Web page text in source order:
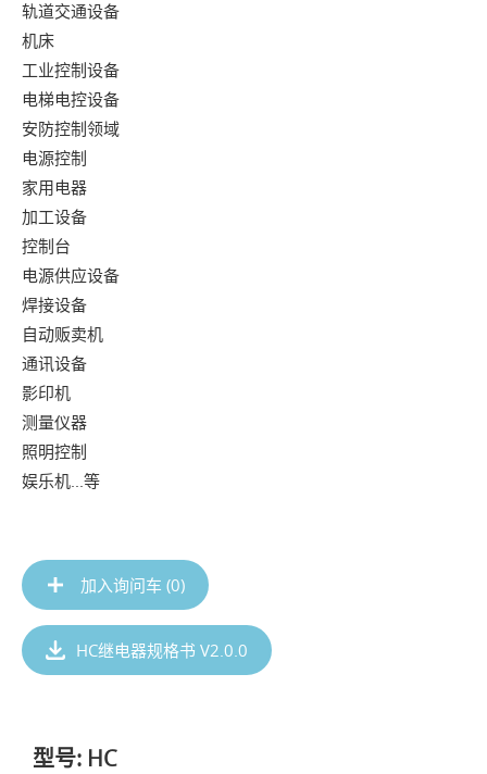
轨道交通设备
机床
工业控制设备
电梯电控设备
安防控制领域
电源控制
家用电器
加工设备
控制台
电源供应设备
焊接设备
自动贩卖机
通讯设备
影印机
测量仪器
照明控制
娱乐机...等
加入询问车 (0)
HC继电器规格书 V2.0.0
型号: HC